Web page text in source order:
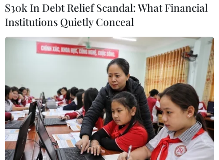
Ảnh minh họa. (Nguồn: AFP/TTXVN)
Tổ chức Di cư quốc tế (IOM) ngày 21/10 cho biết
ít nhất 15 người di cư đang cố gắng đến châu
Âu đã thiệt mạng trên biển Địa Trung Hải, sau
khi thuyền của họ bị lật ngoài khơi bờ biển
$30k In Debt Relief Scandal: What Financial
Institutions Quietly Conceal